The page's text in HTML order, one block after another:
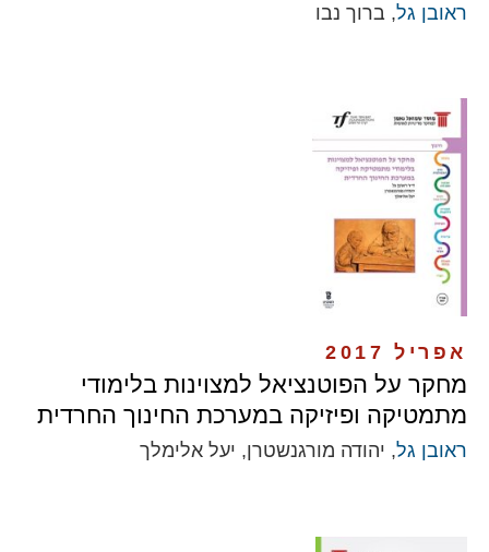
ראובן גל, ברוך נבו
אפריל 2017
מחקר על הפוטנציאל למצוינות בלימודי
מתמטיקה ופיזיקה במערכת החינוך החרדית
ראובן גל, יהודה מורגנשטרן, יעל אלימלך